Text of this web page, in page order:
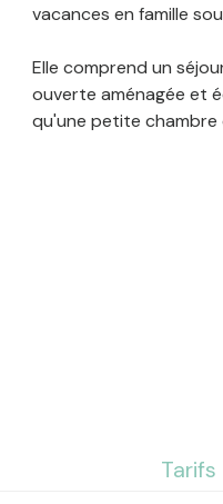
vacances en famille
Elle comprend un
ouverte aménagée et
qu'une petite
À l'extérieur, profitez
- Jardin clos et Tarifs